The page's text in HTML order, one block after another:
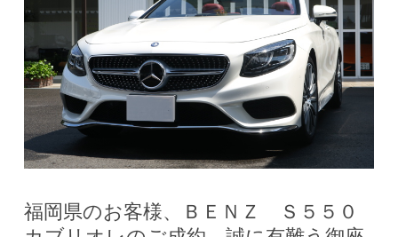
福岡県のお客様、ＢＥＮＺ Ｓ５５０